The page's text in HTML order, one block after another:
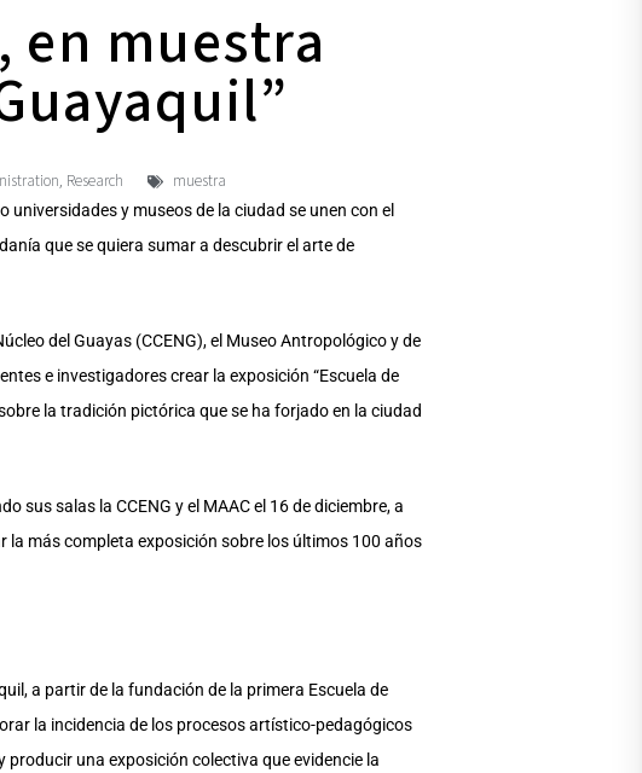
en muestra
, Research muestra
y museos de la ciudad se unen con el
que se quiera sumar a descubrir el arte de
del Guayas (CCENG), el Museo Antropológico y de
e investigadores crear la exposición “Escuela de
la tradición pictórica que se ha forjado en la ciudad
sus salas la CCENG y el MAAC el 16 de diciembre, a
la más completa exposición sobre los últimos 100 años
a partir de la fundación de la primera Escuela de
la incidencia de los procesos artístico-pedagógicos
producir una exposición colectiva que evidencie la